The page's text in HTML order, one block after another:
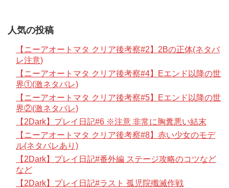
人気の投稿
【ニーアオートマタ クリア後考察#2】2Bの正体(ネタバ
レ注意)
【ニーアオートマタ クリア後考察#4】Eエンド以降の世
界①(激ネタバレ)
【ニーアオートマタ クリア後考察#5】Eエンド以降の世
界②(激ネタバレ)
【2Dark】プレイ日記#6 ※注意 非常に胸糞悪い結末
【ニーアオートマタ クリア後考察#8】赤い少女のモデ
ル(ネタバレあり)
【2Dark】プレイ日記#番外編 ステージ攻略のコツなど
など
【2Dark】プレイ日記#ラスト 孤児院殲滅作戦